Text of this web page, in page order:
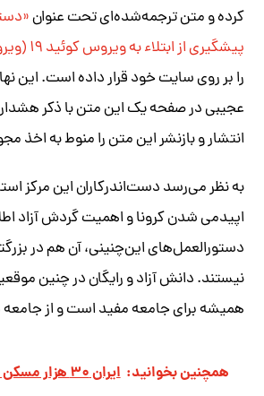
کرده و متن ترجمه‌شده‌ای تحت عنوان
پیشگیری از ابتلاء به ویروس کوئید ۱۹ (ویروس کرونای جدید)»
را بر روی سایت خود قرار داده است. این
عجیبی در صفحه یک این متن با ذکر
انتشار و بازنشر این متن را منوط به اخذ
به نظر می‌رسد دست‌اندرکاران این مرکز
اپیدمی شدن کرونا و اهمیت گردش آزاد
دستورالعمل‌های این‌چنینی، آن هم در
نیستند. دانش آزاد و رایگان در چنین
همیشه برای جامعه مفید است و از
همچنین بخوانید:
ایران ۳۰ هزار